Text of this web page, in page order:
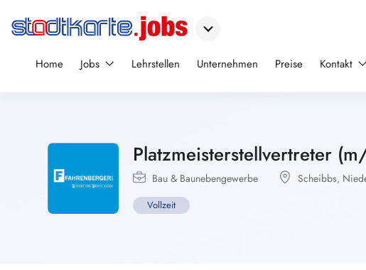
Home Jobs Lehrstellen Unternehmen Preise Kontakt
Platzmeisterstellvertreter
Bau & Baunebengewerbe Scheibbs,
Vollzeit